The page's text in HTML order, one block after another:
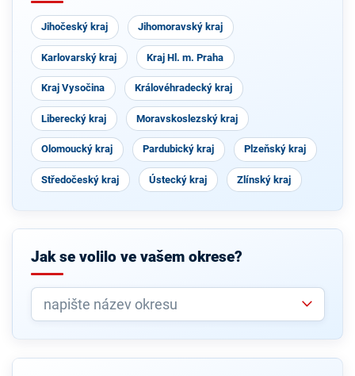
Jihočeský kraj Jihomoravský kraj
Karlovarský kraj Kraj Hl. m. Praha
Kraj Vysočina Královéhradecký kraj
Liberecký kraj Moravskoslezský kraj
Olomoucký kraj Pardubický kraj Plzeňský kraj
Středočeský kraj Ústecký kraj Zlínský kraj
Jak se volilo ve vašem okrese?